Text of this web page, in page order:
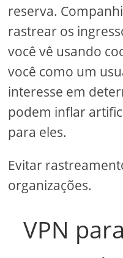
reserva.
rastrear os
você vê usando
você como um
interesse em
podem inflar
para eles.
Evitar
organizações.
VPN para